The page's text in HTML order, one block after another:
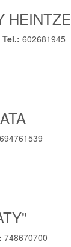
HEINTZE
Tel.:602681945
694761539
748670700